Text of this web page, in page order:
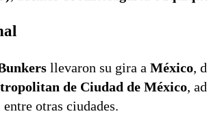
llevaron su gira a México,
de Ciudad de México,
entre otras ciudades.